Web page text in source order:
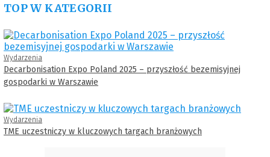
TOP W KATEGORII
Wydarzenia
Decarbonisation Expo Poland 2025 – przyszłość bezemisyjnej
gospodarki w Warszawie
Wydarzenia
TME uczestniczy w kluczowych targach branżowych